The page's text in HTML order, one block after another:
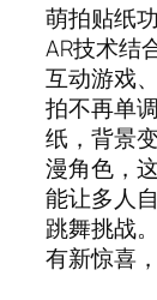
萌拍贴纸
AR技术结
互动游戏
拍不再单
纸，背景
漫角色，
能让多人
跳舞挑战
有新惊喜